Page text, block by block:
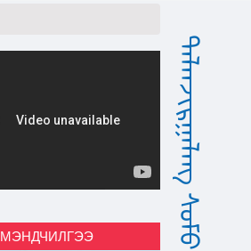
ᠳᠠᠯᠠᠨᠵᠢᠷᠭᠠᠯᠠᠩ ᠰᠤᠮᠤ
МЭНДЧИЛГЭЭ